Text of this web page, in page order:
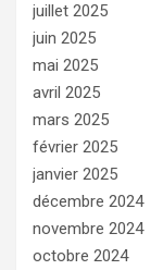
juillet 2025
juin 2025
mai 2025
avril 2025
mars 2025
février 2025
janvier 2025
décembre 2024
novembre 2024
octobre 2024